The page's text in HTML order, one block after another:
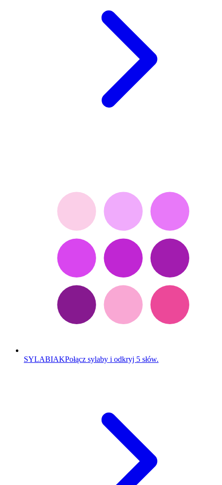
SYLABIAKPołącz sylaby i odkryj 5 słów.